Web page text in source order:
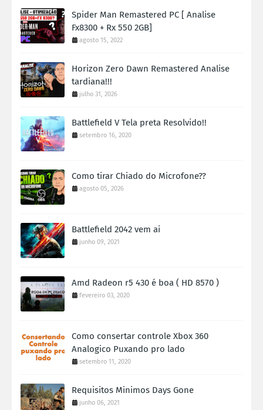
Spider Man Remastered PC [ Analise
Fx8300 + Rx 550 2GB]
agosto 15, 2022
Horizon Zero Dawn Remastered Analise
tardiana!!!
julho 31, 2026
Battlefield V Tela preta Resolvido!!
setembro 16, 2020
Como tirar Chiado do Microfone??
agosto 05, 2026
Battlefield 2042 vem ai
junho 09, 2021
Amd Radeon r5 430 é boa ( HD 8570 )
fevereiro 03, 2020
Como consertar controle Xbox 360
Analogico Puxando pro lado
setembro 11, 2020
Requisitos Minimos Days Gone
junho 06, 2021